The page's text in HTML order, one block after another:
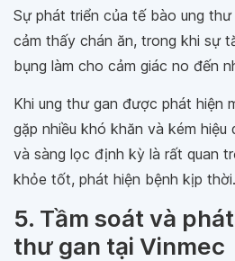
Sự phát triển của tế bào ung thư
cảm thấy chán ăn, trong khi sự
bụng làm cho cảm giác no đến
Khi ung thư gan được phát hiện
gặp nhiều khó khăn và kém hiệu
và sàng lọc định kỳ là rất quan
khỏe tốt, phát hiện bệnh kịp thời.
5. Tầm soát và
thư gan tại Vinmec